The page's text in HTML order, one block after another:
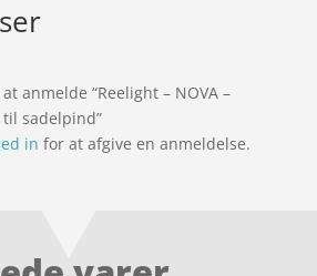
anmelde “Reelight – NOVA –
sadelpind”
in for at afgive en anmeldelse.